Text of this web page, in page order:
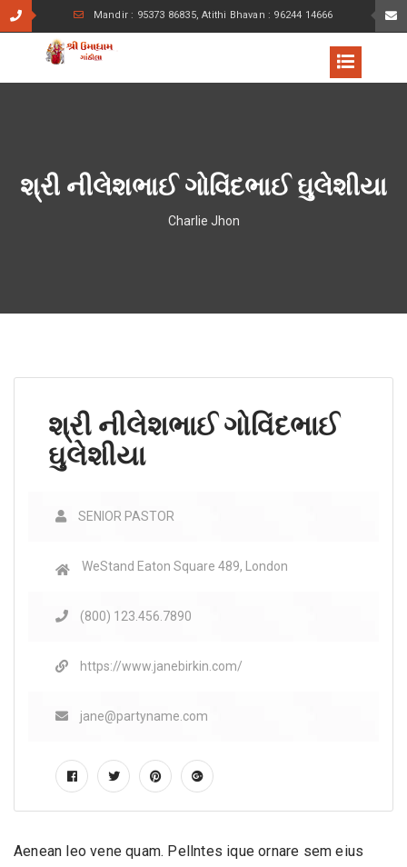
Mandir : 95373 86835, Atithi Bhavan : 96244 14666
શ્રી નીલેશભાઈ ગોવિંદભાઈ ઘુલેશીયા
Charlie Jhon
શ્રી નીલેશભાઈ ગોવિંદભાઈ
ઘુલેશીયા
SENIOR PASTOR
WeStand Eaton Square 489, London
(800) 123.456.7890
https://www.janebirkin.com/
jane@partyname.com
Aenean leo vene quam. Pellntes ique ornare sem eius